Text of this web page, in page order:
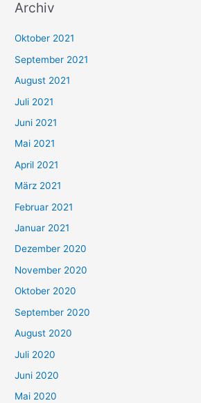
c
n
n
a
c
h
:
Archiv
Oktober 2021
September 2021
August 2021
Juli 2021
Juni 2021
Mai 2021
April 2021
März 2021
Februar 2021
Januar 2021
Dezember 2020
November 2020
Oktober 2020
September 2020
August 2020
Juli 2020
Juni 2020
Mai 2020